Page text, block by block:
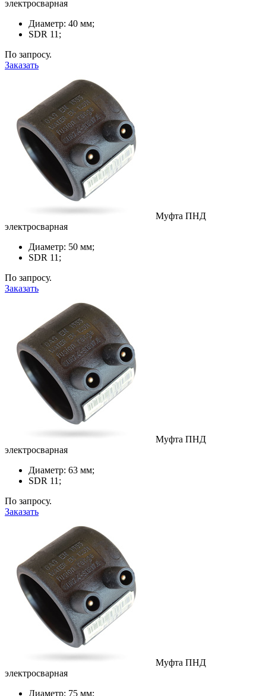
электросварная
Диаметр: 40 мм;
SDR 11;
По запросу.
Заказать
Муфта ПНД
электросварная
Диаметр: 50 мм;
SDR 11;
По запросу.
Заказать
Муфта ПНД
электросварная
Диаметр: 63 мм;
SDR 11;
По запросу.
Заказать
Муфта ПНД
электросварная
Диаметр: 75 мм;